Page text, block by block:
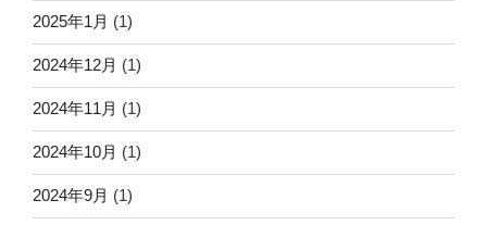
2025年1月 (1)
2024年12月 (1)
2024年11月 (1)
2024年10月 (1)
2024年9月 (1)